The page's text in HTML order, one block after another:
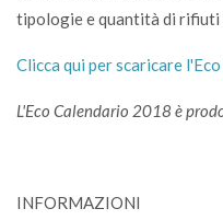
tipologie e quantità di
Clicca qui per scaricare
L'Eco Calendario 2018 è
INFORMAZIONI